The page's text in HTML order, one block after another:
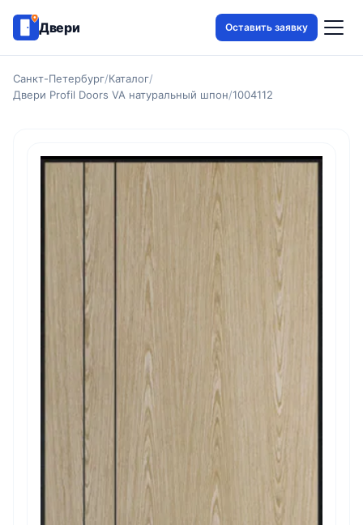
Двери Оставить заявку
Санкт-Петербург/Каталог/
Двери Profil Doors VA натуральный шпон/1004112